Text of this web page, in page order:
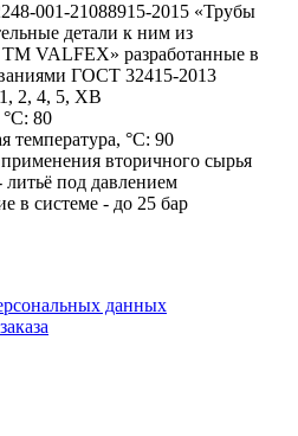
001-21088915-2015 «Трубы
детали к ним из
VALFEX» разработанные в
ГОСТ 32415-2013
2, 4, 5, ХВ
°С: 80
температура, °С: 90
вторичного сырья
под давлением
в системе - до 25 бар
данных